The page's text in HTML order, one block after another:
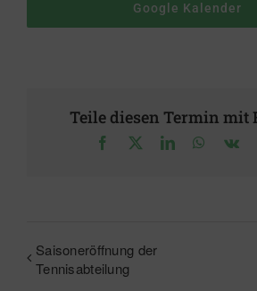
Google Kalender
Teile diesen Termin mit
Facebook LinkedIn Vk
Saisoneröffnung der
Tennisabteilung